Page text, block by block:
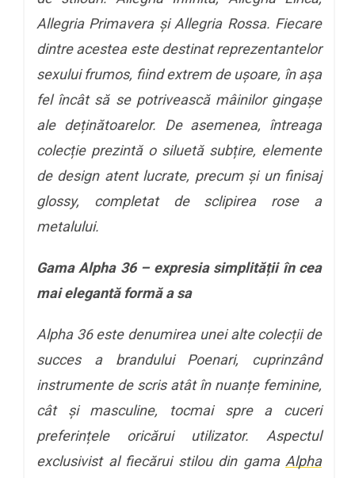
Allegria Primavera și Allegria Rossa. Fiecare
dintre acestea este destinat reprezentantelor
sexului frumos, fiind extrem de ușoare, în așa
fel încât să se potrivească mâinilor gingașe
ale deținătoarelor. De asemenea, întreaga
colecție prezintă o siluetă subțire, elemente
de design atent lucrate, precum și un finisaj
glossy, completat de sclipirea rose a
metalului.
Gama Alpha 36 – expresia simplității în cea
mai elegantă formă a sa
Alpha 36 este denumirea unei alte colecții de
succes a brandului Poenari, cuprinzând
instrumente de scris atât în nuanțe feminine,
cât și masculine, tocmai spre a cuceri
preferințele oricărui utilizator. Aspectul
exclusivist al fiecărui stilou din gama Alpha